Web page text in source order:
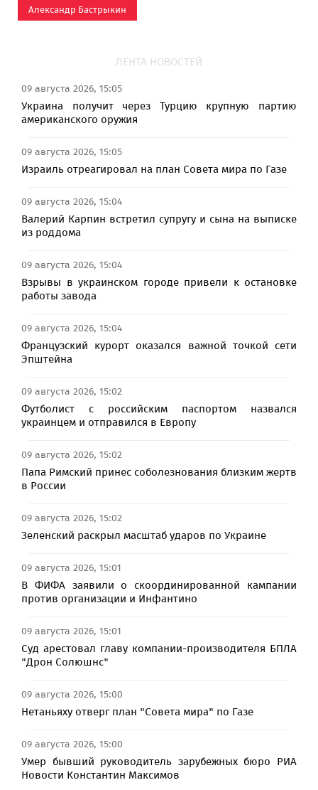
Александр Бастрыкин
ЛЕНТА НОВОСТЕЙ
09 августа 2026, 15:05
Украина получит через Турцию крупную партию
американского оружия
09 августа 2026, 15:05
Израиль отреагировал на план Совета мира по Газе
09 августа 2026, 15:04
Валерий Карпин встретил супругу и сына на выписке
из роддома
09 августа 2026, 15:04
Взрывы в украинском городе привели к остановке
работы завода
09 августа 2026, 15:04
Французский курорт оказался важной точкой сети
Эпштейна
09 августа 2026, 15:02
Футболист с российским паспортом назвался
украинцем и отправился в Европу
09 августа 2026, 15:02
Папа Римский принес соболезнования близким жертв
в России
09 августа 2026, 15:02
Зеленский раскрыл масштаб ударов по Украине
09 августа 2026, 15:01
В ФИФА заявили о скоординированной кампании
против организации и Инфантино
09 августа 2026, 15:01
Суд арестовал главу компании-производителя БПЛА
"Дрон Солюшнс"
09 августа 2026, 15:00
Нетаньяху отверг план "Совета мира" по Газе
09 августа 2026, 15:00
Умер бывший руководитель зарубежных бюро РИА
Новости Константин Максимов